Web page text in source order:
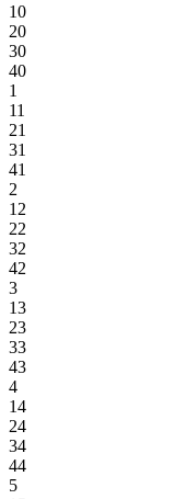
10
20
30
40
1
11
21
31
41
2
12
22
32
42
3
13
23
33
43
4
14
24
34
44
5